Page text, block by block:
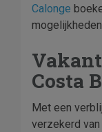
Calonge
Costa
Met een
verzekerd